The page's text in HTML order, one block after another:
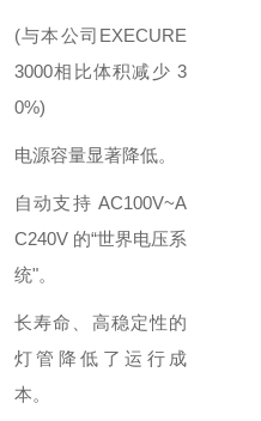
(与本公司EXECURE
3000相比体积减少 3
0%)
电源容量显著降低。
自动支持 AC100V~A
C240V 的“世界电压系
统"。
长寿命、高稳定性的
灯管降低了运行成
本。